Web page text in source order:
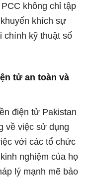
không chỉ tập
khích sự
chính kỹ thuật số
tử an toàn và
điện tử Pakistan
về việc sử dụng
với các tổ chức
nghiệm của họ
lý mạnh mẽ bảo